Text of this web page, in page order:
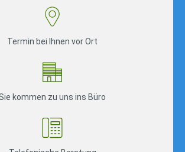
Termin bei Ihnen vor Ort
Sie kommen zu uns ins Büro